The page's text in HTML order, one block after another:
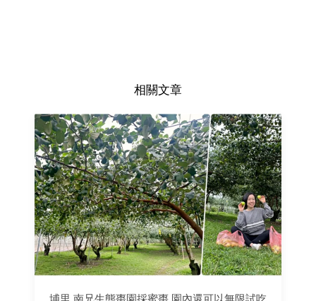
相關文章
埔里 南兄生態棗園採蜜棗 園內還可以無限試吃